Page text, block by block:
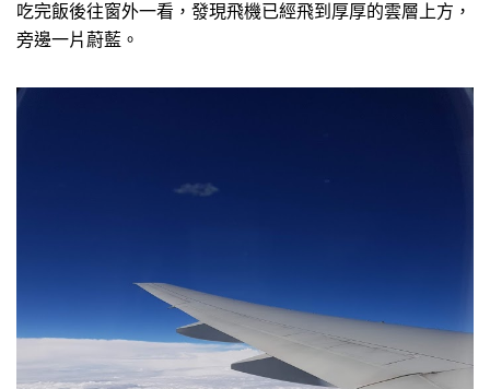
吃完飯後往窗外一看，發現飛機已經飛到厚厚的雲層上方，
旁邊一片蔚藍。